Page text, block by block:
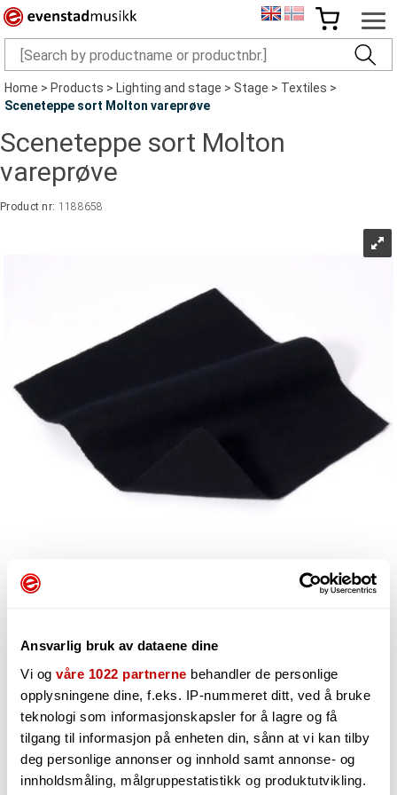
Ansvarlig bruk av dataene dine
Vi og våre 1022 partnerne behandler de personlige
opplysningene dine, f.eks. IP-nummeret ditt, ved å bruke
teknologi som informasjonskapsler for å lagre og få
tilgang til informasjon på enheten din, sånn at vi kan tilby
deg personlige annonser og innhold samt annonse- og
innholdsmåling, målgruppestatistikk og produktutvikling.
Home>Products>Lighting and stage>Stage>Textiles>
Sceneteppe sort Molton vareprøve
Sceneteppe sort Molton
vareprøve
Product nr: 1188658
75,-
- +
On request
Can be sent from our warehouse by8/10/2026if the supplier
has the item in stock